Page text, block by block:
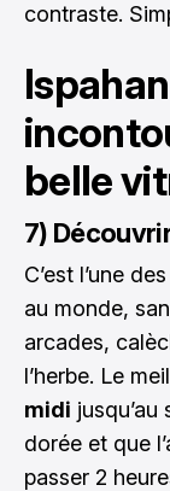
contraste.
belle
7)
C’est l’une
au monde,
arcades,
l’herbe. Le
midi
dorée et que
passer 2